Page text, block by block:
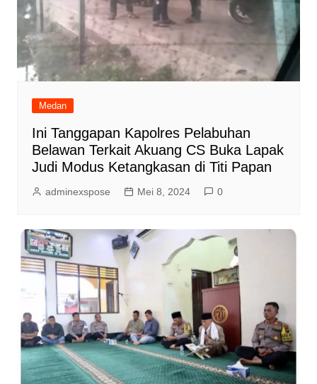
Medan
Ini Tanggapan Kapolres Pelabuhan
Belawan Terkait Akuang CS Buka Lapak
Judi Modus Ketangkasan di Titi Papan
adminexspose Mei 8, 2024 0